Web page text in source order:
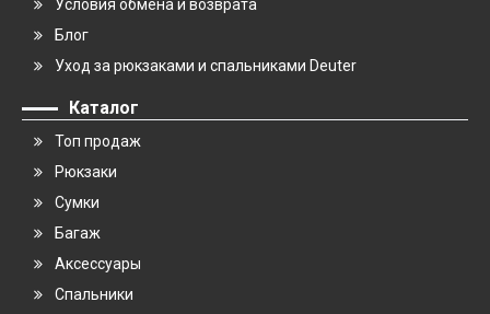
Условия обмена и возврата
Блог
Уход за рюкзаками и спальниками Deuter
Каталог
Топ продаж
Рюкзаки
Сумки
Багаж
Аксессуары
Спальники